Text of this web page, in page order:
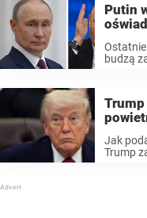
kwietniu
Putin
budzą
Anton
Jak
Trump